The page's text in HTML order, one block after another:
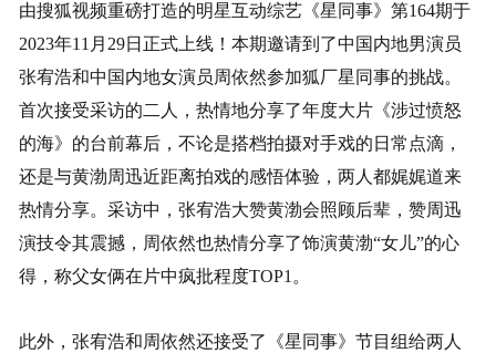
由搜狐视频重磅打造的明星互动综艺《星同事》第164期于
2023年11月29日正式上线！本期邀请到了中国内地男演员
张宥浩和中国内地女演员周依然参加狐厂星同事的挑战。
首次接受采访的二人，热情地分享了年度大片《涉过愤怒
的海》的台前幕后，不论是搭档拍摄对手戏的日常点滴，
还是与黄渤周迅近距离拍戏的感悟体验，两人都娓娓道来
热情分享。采访中，张宥浩大赞黄渤会照顾后辈，赞周迅
演技令其震撼，周依然也热情分享了饰演黄渤“女儿”的心
得，称父女俩在片中疯批程度TOP1。
此外，张宥浩和周依然还接受了《星同事》节目组给两人